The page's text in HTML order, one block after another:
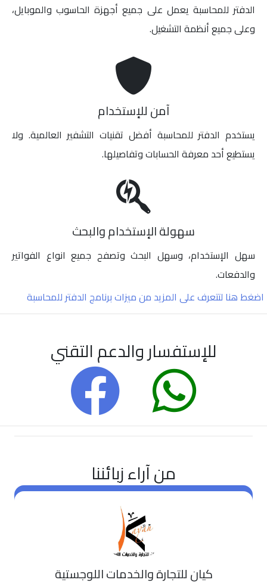
الدفتر للمحاسبة يعمل على جميع أجهزة الحاسوب والموبايل،
وعلى جميع أنظمة التشغيل.
آمن للإستخدام
يستخدم الدفتر للمحاسبة أفضل تقنيات التشفير العالمية. ولا
يستطيع أحد معرفة الحسابات وتفاصيلها.
سهولة الإستخدام والبحث
سهل الإستخدام، وسهل البحث وتصفح جميع انواع الفواتير
والدفعات.
اضغط هنا لتتعرف على المزيد من ميزات برنامج الدفتر للمحاسبة
للإستفسار والدعم التقني
من آراء زبائننا
كيان للتجارة والخدمات اللوجستية